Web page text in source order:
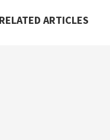
RELATED ARTICLES